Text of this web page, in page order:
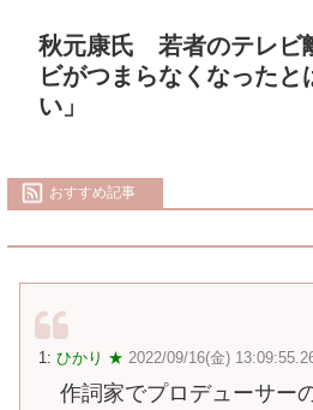
秋元康氏 若者のテレビ
ビがつまらなくなった
い」
おすすめ記事
1: ひかり ★ 2022/09/16(金)
作詞家でプロデューサー